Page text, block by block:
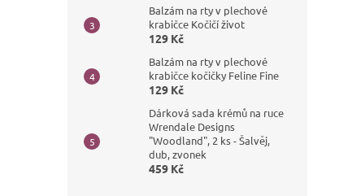
Balzám na rty v plechové
krabičce Kočičí život
129 Kč
Balzám na rty v plechové
krabičce kočičky Feline Fine
129 Kč
Dárková sada krémů na ruce
Wrendale Designs
"Woodland", 2 ks - Šalvěj,
dub, zvonek
459 Kč